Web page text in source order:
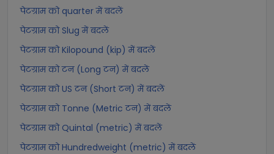
पेटग्राम को quarter में बदलें
पेटग्राम को Slug में बदलें
पेटग्राम को Kilopound (kip) में बदलें
पेटग्राम को टन (Long टन) में बदलें
पेटग्राम को US टन (Short टन) में बदलें
पेटग्राम को Tonne (Metric टन) में बदलें
पेटग्राम को Quintal (metric) में बदलें
पेटग्राम को Hundredweight (metric) में बदलें